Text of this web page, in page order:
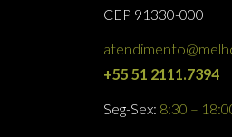
CEP 91330-000
+55 51 2111.7394
Seg-Sex: 8:30 –